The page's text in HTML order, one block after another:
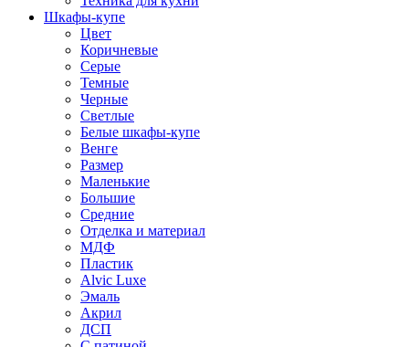
Шкафы-купе
Цвет
Коричневые
Серые
Темные
Черные
Светлые
Белые шкафы-купе
Венге
Размер
Маленькие
Большие
Средние
Отделка и материал
МДФ
Пластик
Alvic Luxe
Эмаль
Акрил
ДСП